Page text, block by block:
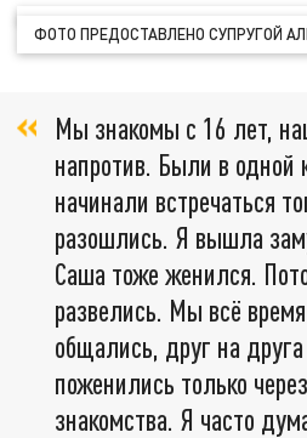
ФОТО ПРЕДОСТАВЛЕНО СУПРУГОЙ
Мы знакомы с 16 лет,
напротив. Были в одной
начинали встречаться
разошлись. Я вышла
Саша тоже женился.
развелись. Мы всё
общались, друг на
поженились только
знакомства. Я часто